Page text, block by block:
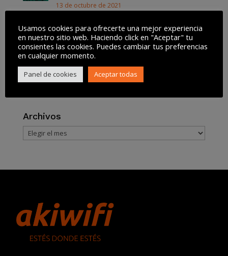
13 de octubre de 2021
Así funciona la Lista Robinson para
dejar de recibir SPAM
13 de octubre de 2021
Archivos
Archivos
Usamos cookies para ofrecerte una mejor experiencia
en nuestro sitio web. Haciendo click en "Aceptar" tu
consientes las cookies. Puedes cambiar tus preferencias
en cualquier momento.
Panel de cookies Aceptar todas